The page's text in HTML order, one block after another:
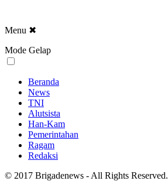
Menu ✖
Mode Gelap
Beranda
News
TNI
Alutsista
Han-Kam
Pemerintahan
Ragam
Redaksi
© 2017 Brigadenews - All Rights Reserved.